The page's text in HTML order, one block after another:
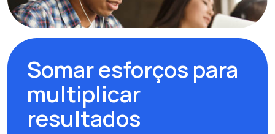
Somar esforços para
multiplicar
resultados